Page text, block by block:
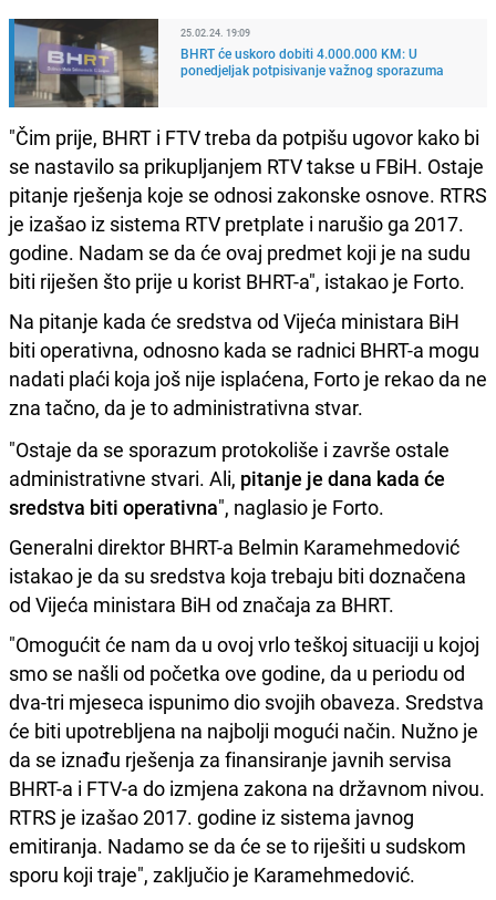
25.02.24. 19:09
BHRT će uskoro dobiti 4.000.000 KM: U
ponedjeljak potpisivanje važnog sporazuma
"Čim prije, BHRT i FTV treba da potpišu ugovor kako bi
se nastavilo sa prikupljanjem RTV takse u FBiH. Ostaje
pitanje rješenja koje se odnosi zakonske osnove. RTRS
je izašao iz sistema RTV pretplate i narušio ga 2017.
godine. Nadam se da će ovaj predmet koji je na sudu
biti riješen što prije u korist BHRT-a", istakao je Forto.
Na pitanje kada će sredstva od Vijeća ministara BiH
biti operativna, odnosno kada se radnici BHRT-a mogu
nadati plaći koja još nije isplaćena, Forto je rekao da ne
zna tačno, da je to administrativna stvar.
"Ostaje da se sporazum protokoliše i završe ostale
administrativne stvari. Ali, pitanje je dana kada će
sredstva biti operativna", naglasio je Forto.
Generalni direktor BHRT-a Belmin Karamehmedović
istakao je da su sredstva koja trebaju biti doznačena
od Vijeća ministara BiH od značaja za BHRT.
"Omogućit će nam da u ovoj vrlo teškoj situaciji u kojoj
smo se našli od početka ove godine, da u periodu od
dva-tri mjeseca ispunimo dio svojih obaveza. Sredstva
će biti upotrebljena na najbolji mogući način. Nužno je
da se iznađu rješenja za finansiranje javnih servisa
BHRT-a i FTV-a do izmjena zakona na državnom nivou.
RTRS je izašao 2017. godine iz sistema javnog
emitiranja. Nadamo se da će se to riješiti u sudskom
sporu koji traje", zaključio je Karamehmedović.